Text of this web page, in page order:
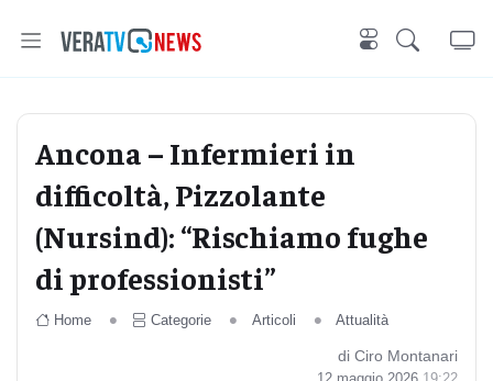
Ancona – Infermieri in
difficoltà, Pizzolante
(Nursind): “Rischiamo fughe
di professionisti”
Home Categorie Articoli Attualità
di Ciro Montanari